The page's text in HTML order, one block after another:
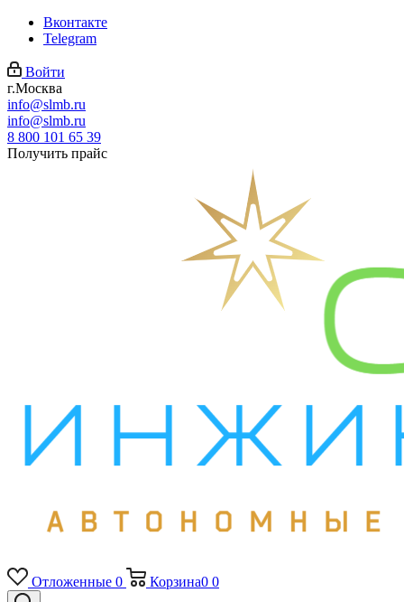
Вконтакте
Telegram
Войти
г.Москва
info@slmb.ru
info@slmb.ru
8 800 101 65 39
Получить прайс
Отложенные 0 Корзина0 0